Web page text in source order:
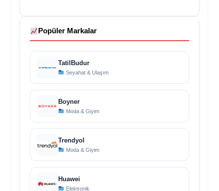
Popüler Markalar
TatilBudur
Seyahat & Ulaşım
Boyner
Moda & Giyim
Trendyol
Moda & Giyim
Huawei
Elektronik